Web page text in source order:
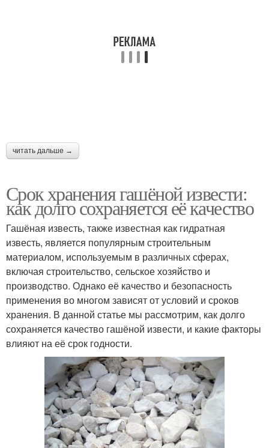
читать дальше →
Срок хранения гашёной извести:
как долго сохраняется её качество
Гашёная известь, также известная как гидратная
известь, является популярным строительным
материалом, используемым в различных сферах,
включая строительство, сельское хозяйство и
производство. Однако её качество и безопасность
применения во многом зависят от условий и сроков
хранения. В данной статье мы рассмотрим, как долго
сохраняется качество гашёной извести, и какие факторы
влияют на её срок годности.